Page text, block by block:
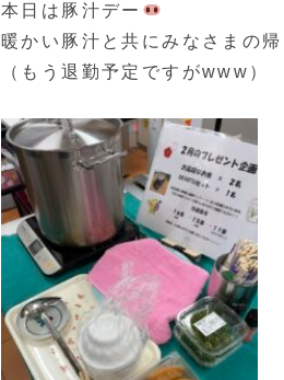
本日は豚汁デー
暖かい豚汁と共にみなさまの
（もう退勤予定ですがwww）